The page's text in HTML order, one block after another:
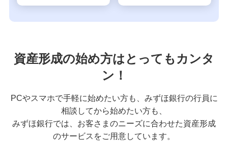
資産形成の始め方はとってもカンタ
ン！
PCやスマホで手軽に始めたい方も、みずほ銀行の行員に
相談してから始めたい方も、
みずほ銀行では、お客さまのニーズに合わせた資産形成
のサービスをご用意しています。